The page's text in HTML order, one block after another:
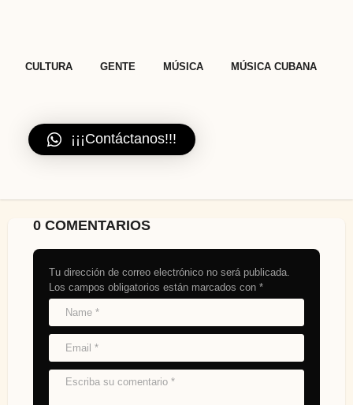
CULTURA GENTE MÚSICA MÚSICA CUBANA
¡¡¡Contáctanos!!!
0 COMENTARIOS
Tu dirección de correo electrónico no será publicada.
Los campos obligatorios están marcados con *